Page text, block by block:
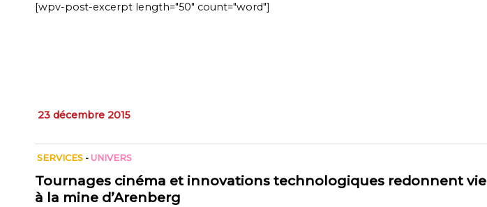
[wpv-post-excerpt length="50" count="word"]
23 décembre 2015
SERVICES - UNIVERS
Tournages cinéma et innovations technologiques redonnent vie
à la mine d’Arenberg